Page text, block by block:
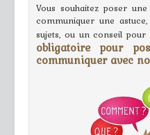
Vous souhaitez poser
communiquer une
sujets, ou un conseil
obligatoire pour
communiquer avec